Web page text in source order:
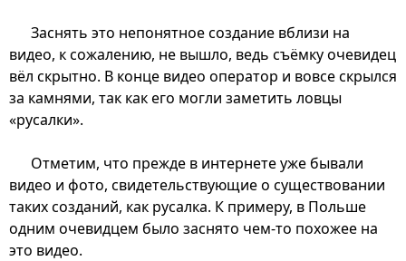
Заснять это непонятное создание вблизи на
видео, к сожалению, не вышло, ведь съёмку очевидец
вёл скрытно. В конце видео оператор и вовсе скрылся
за камнями, так как его могли заметить ловцы
«русалки».
Отметим, что прежде в интернете уже бывали
видео и фото, свидетельствующие о существовании
таких созданий, как русалка. К примеру, в Польше
одним очевидцем было заснято чем-то похожее на
это видео.